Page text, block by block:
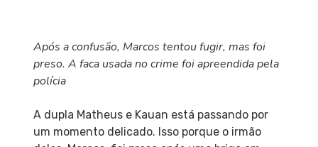
Após a confusão, Marcos tentou fugir, mas foi
preso. A faca usada no crime foi apreendida pela
polícia
A dupla Matheus e Kauan está passando por
um momento delicado. Isso porque o irmão